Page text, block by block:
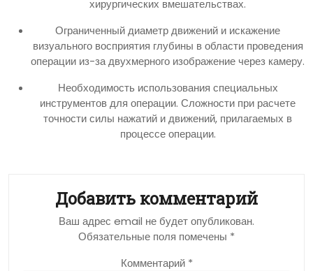
хирургических вмешательствах.
Ограниченный диаметр движений и искажение
визуального восприятия глубины в области проведения
операции из-за двухмерного изображение через камеру.
Необходимость использования специальных
инструментов для операции. Сложности при расчете
точности силы нажатий и движений, прилагаемых в
процессе операции.
Добавить комментарий
Ваш адрес email не будет опубликован.
Обязательные поля помечены *
Комментарий *